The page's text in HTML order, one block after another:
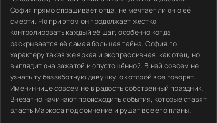
София прямо спрашивает отца, не мечтает ли он о её
смерти. Но при этом он продолжает жёстко
контролировать каждый её шаг, особенно когда
раскрывается её самая большая тайна. София по
характеру такая же яркая и экспрессивная, как отец, но
выглядит она зажатой и опустошённой. В ней совсем не
узнать ту беззаботную девушку, о которой все говорят.
Имениннице совсем не в радость собственный праздник.
Внезапно начинают происходить события, которые ставят
власть Маркоса под сомнение и рушат все его планы.